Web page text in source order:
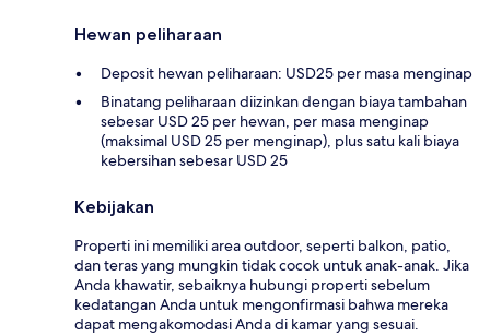
Hewan peliharaan
Deposit hewan peliharaan: USD25 per masa menginap
Binatang peliharaan diizinkan dengan biaya tambahan
sebesar USD 25 per hewan, per masa menginap
(maksimal USD 25 per menginap), plus satu kali biaya
kebersihan sebesar USD 25
Kebijakan
Properti ini memiliki area outdoor, seperti balkon, patio,
dan teras yang mungkin tidak cocok untuk anak-anak. Jika
Anda khawatir, sebaiknya hubungi properti sebelum
kedatangan Anda untuk mengonfirmasi bahwa mereka
dapat mengakomodasi Anda di kamar yang sesuai.